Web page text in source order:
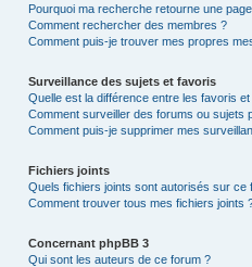
Pourquoi ma recherche retourne une
Comment rechercher des membres ?
Comment puis-je trouver mes propres
Surveillance des sujets et favoris
Quelle est la différence entre les favoris
Comment surveiller des forums ou sujets
Comment puis-je supprimer mes
Fichiers joints
Quels fichiers joints sont autorisés sur ce
Comment trouver tous mes fichiers joints
Concernant phpBB 3
Qui sont les auteurs de ce forum ?